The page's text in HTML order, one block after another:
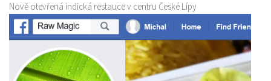
Nově otevřená indická restauce v centru České Lípy